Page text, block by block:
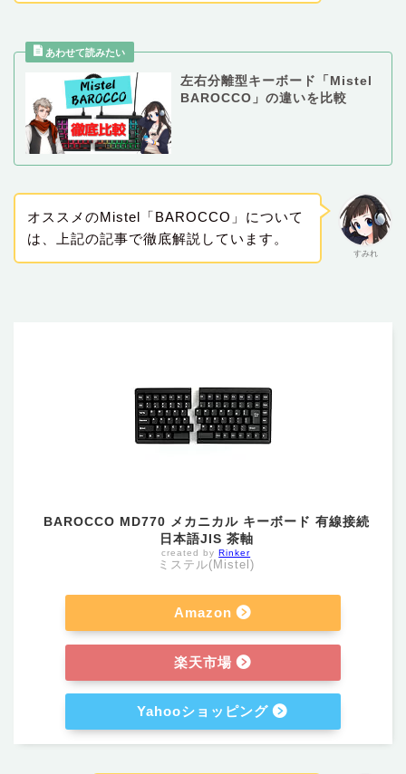
左右分離型キーボード「Mistel
BAROCCO」の違いを比較
すみれ
オススメのMistel「BAROCCO」について
は、上記の記事で徹底解説しています。
BAROCCO MD770 メカニカル キーボード 有線接続
日本語JIS 茶軸
created byRinker
ミステル(Mistel)
Amazon
楽天市場
Yahooショッピング